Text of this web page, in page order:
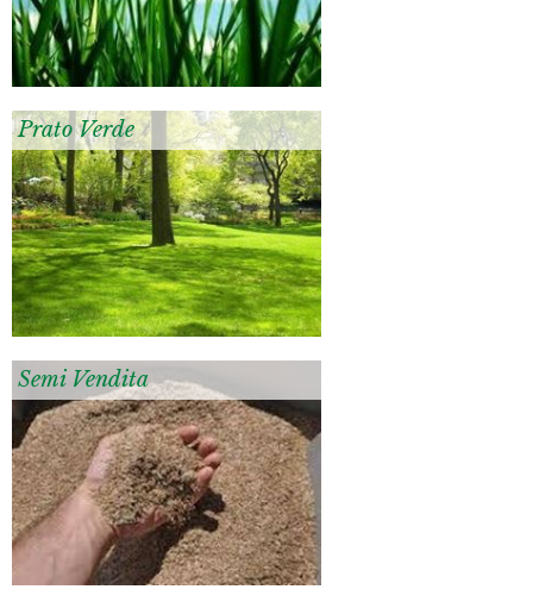
Prato Verde
Semi Vendita